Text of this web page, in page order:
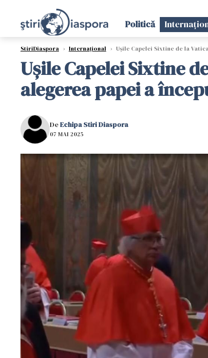
Politică
StiriDiaspora › Internațional › Uşile Capelei Sixtine de la
Uşile Capelei Sixtine
alegerea papei a
DeEchipa Stiri Diaspora
07 MAI 2025